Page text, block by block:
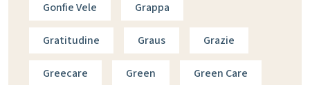
Gonfie Vele Grappa
Gratitudine Graus Grazie
Greecare Green Green Care